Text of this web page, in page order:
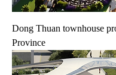
Dong Thuan townhouse
Province